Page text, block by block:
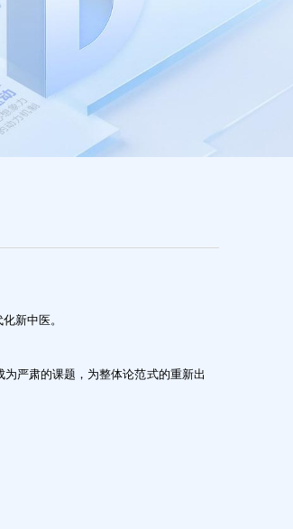
新中医。
严肃的课题，为整体论范式的重新出